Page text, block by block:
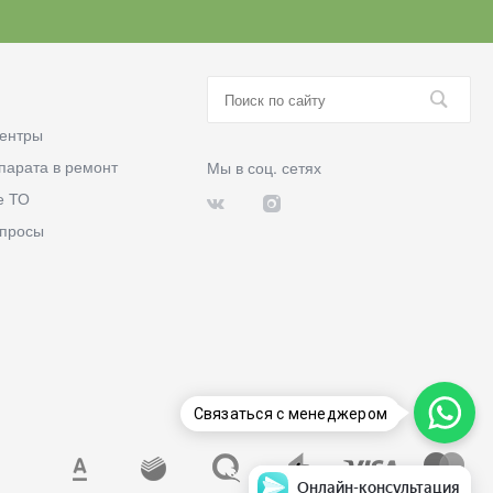
в ремонт
ТО
Мы в соц. сетях
Онлайн-консультация
Связаться с менеджером